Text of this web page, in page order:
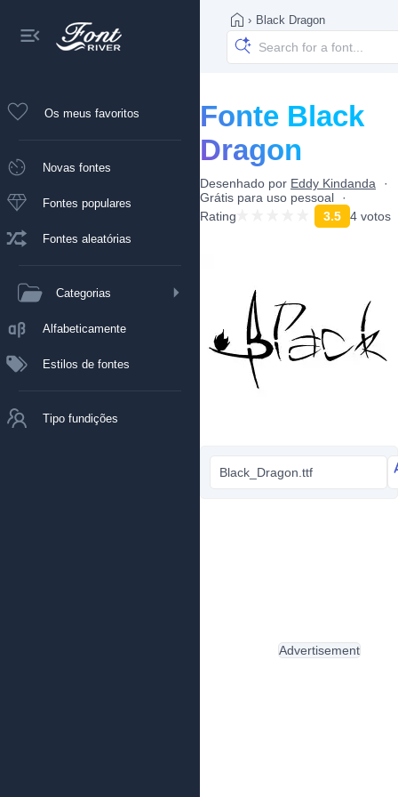
Os meus favoritos
Novas fontes
Fontes populares
Fontes aleatórias
Categorias
Alfabeticamente
Estilos de fontes
Tipo fundições
› Black Dragon
Fonte Black
Dragon
Desenhado por Eddy Kindanda
Grátis para uso pessoal
Rating
3.5 4 votos
Black_Dragon.ttf
Advertisement